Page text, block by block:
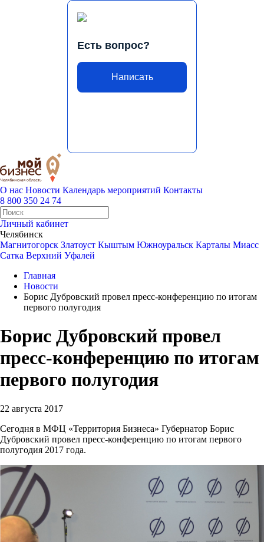
Есть вопрос?
Написать
О нас Новости Календарь мероприятий Контакты
8 800 350 24 74
Личный кабинет
Челябинск
Магнитогорск Златоуст Кыштым Южноуральск Карталы Миасс
Сатка Верхний Уфалей
Главная
Новости
Борис Дубровский провел пресс-конференцию по итогам
первого полугодия
Борис Дубровский провел
пресс-конференцию по итогам
первого полугодия
22 августа 2017
Сегодня в МФЦ «Территория Бизнеса» Губернатор Борис
Дубровский провел пресс-конференцию по итогам первого
полугодия 2017 года.